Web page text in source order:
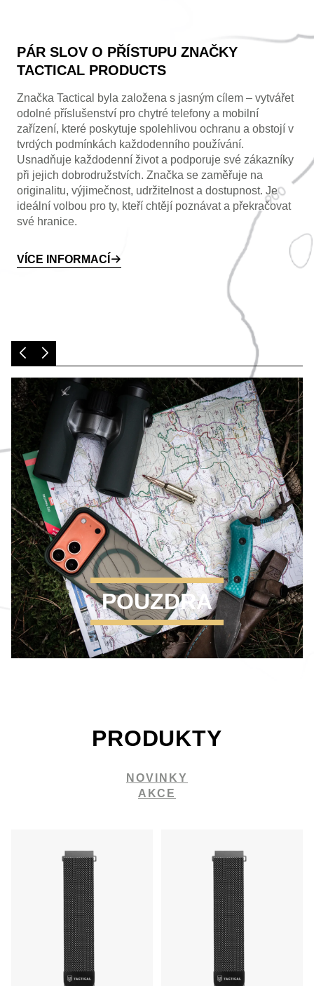
PÁR SLOV O PŘÍSTUPU ZNAČKY
TACTICAL PRODUCTS
Značka Tactical byla založena s jasným cílem – vytvářet
odolné příslušenství pro chytré telefony a mobilní
zařízení, které poskytuje spolehlivou ochranu a obstojí v
tvrdých podmínkách každodenního používání.
Usnadňuje každodenní život a podporuje své zákazníky
při jejich dobrodružstvích. Značka se zaměřuje na
originalitu, výjimečnost, udržitelnost a dostupnost. Je
ideální volbou pro ty, kteří chtějí poznávat a překračovat
své hranice.
VÍCE INFORMACÍ
POUZDRA
PRODUKTY
NOVINKY
AKCE
PŘIDAT DO KOŠÍKU PŘIDAT DO KOŠÍKU